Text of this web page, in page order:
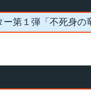
第１弾「不死身の